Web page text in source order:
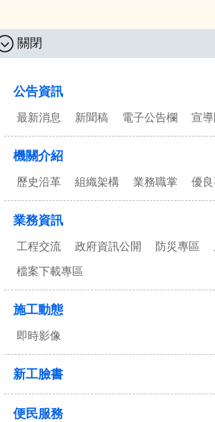
關閉
公告資訊
最新消息 新聞稿 電子公告欄 宣
機關介紹
歷史沿革 組織架構 業務職掌 優
業務資訊
工程交流 政府資訊公開 防災專區
檔案下載專區
施工動態
即時影像
新工臉書
便民服務